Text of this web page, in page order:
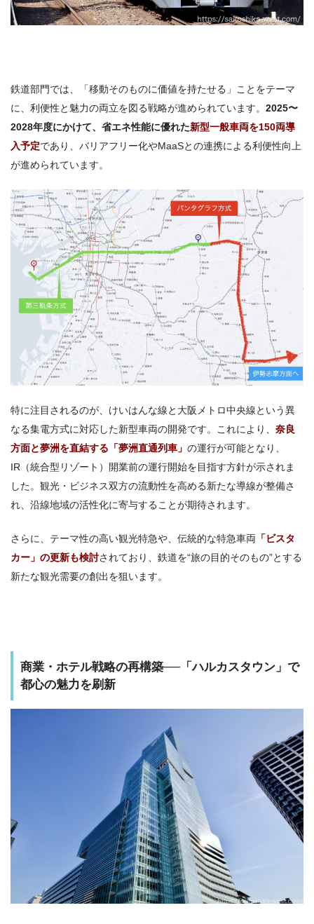
鉄道部門では、「移動そのものに価値を持たせる」ことをテーマ
に、利便性と魅力の両立を図る戦略が進められています。 2025〜
2028年度にかけて、省エネ性能に優れた新型一般車両を150両導
入予定であり、バリアフリー化やMaaSとの連携による利便性向上
が進められています。
特に注目されるのが、けいはんな線と大阪メトロ中央線という異
なる集電方式に対応した新型車両の開発です。これにより、 奈良
方面と夢洲を直結する「夢洲直通列車」 の運行が可能となり、
IR（統合型リゾート）開業前の運行開始を目指す方針が示されま
した。観光・ビジネス双方の流動性を高める新たな導線が整備さ
れ、沿線地域の活性化に寄与することが期待されます。
さらに、テーマ性の高い観光特急や、伝統的な特急車両 「ビスタ
カー」の更新も検討されており、鉄道を“旅の目的そのもの”とする
新たな観光需要の創出を狙います。
商業・ホテル戦略の再構築──「ハルカスタウン」で
都心の魅力を刷新